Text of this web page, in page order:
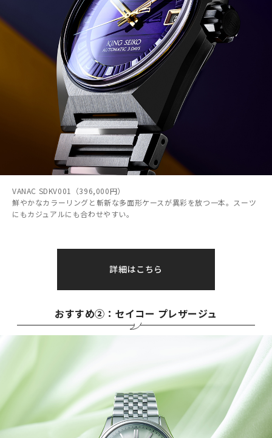
VANAC SDKV001（396,000円）
鮮やかなカラーリングと斬新な多面形ケースが異彩を放つ一本。スーツ
にもカジュアルにも合わせやすい。
詳細はこちら
おすすめ②：セイコー プレザージュ